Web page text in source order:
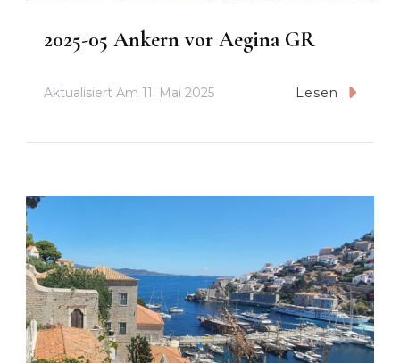
2025-05 Ankern vor Aegina GR
Aktualisiert Am 11. Mai 2025 Lesen